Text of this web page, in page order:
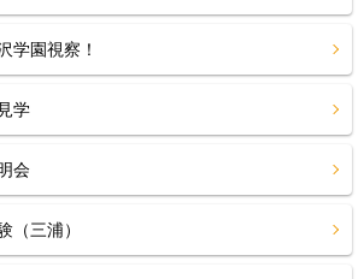
学園視察！
学
会
三浦）